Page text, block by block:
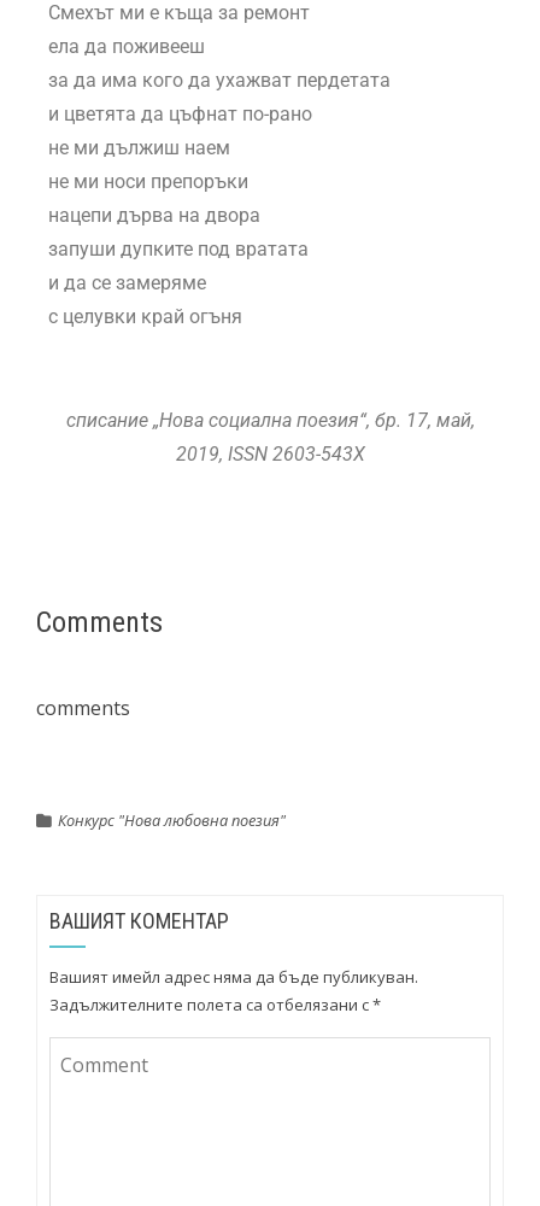
Смехът ми е къща за ремонт
ела да поживееш
за да има кого да ухажват пердетата
и цветята да цъфнат по-рано
не ми дължиш наем
не ми носи препоръки
нацепи дърва на двора
запуши дупките под вратата
и да се замеряме
с целувки край огъня
списание „Нова социална поезия“, бр. 17, май,
2019, ISSN 2603-543X
Comments
comments
Конкурс "Нова любовна поезия"
ВАШИЯТ КОМЕНТАР
Вашият имейл адрес няма да бъде публикуван.
Задължителните полета са отбелязани с*